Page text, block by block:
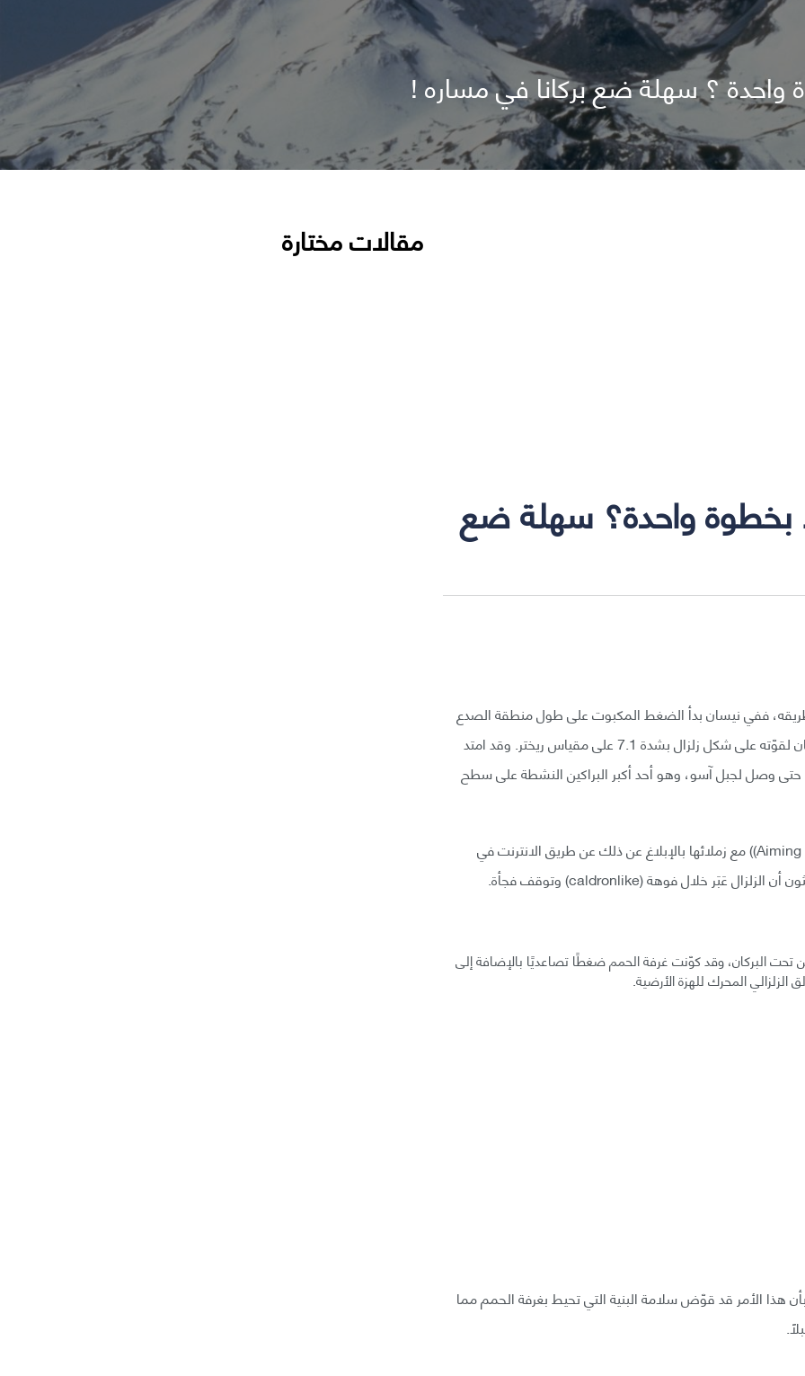
واحدة ؟ سهلة ضع بركانا في مساره !
بخطوة واحدة؟ سهلة ضع
ففي نيسان بدأ الضغط المكبوت على طول منطقة الصدع
المسماةFutagawa-Hinagu) ) في اليابان بإطلاق العنان لقوّته على شكل زلزال بشدة 7.1 على مقياس ريختر. وقد امتد
وصل لجبل آسو، وهو أحد أكبر البراكين النشطة على سطح
وقد قامت الجيوفيزيائية من جامعة كيوتو في اليابان Aiming Lin)) مع زملائها بالإبلاغ عن ذلك عن طريق الانترنت في
تحت البركان، وقد كوّنت غرفة الحمم ضغطًا تصاعديًا بالإضافة إلى
المحرك للهزة الأرضية.
هذا الأمر قد قوّض سلامة البنية التي تحيط بغرفة الحمم مما
مقالات مختارة